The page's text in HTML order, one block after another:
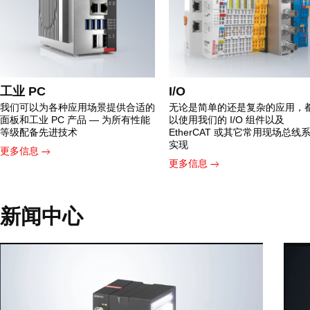
工业 PC
我们可以为各种应用场景提供合适的
面板和工业 PC 产品 — 为所有性能
等级配备先进技术
更多信息
I/O
无论是简单的还是复杂的应用，
以使用我们的 I/O 组件以及
EtherCAT 或其它常用现场总线
实现
更多信息
新闻中心